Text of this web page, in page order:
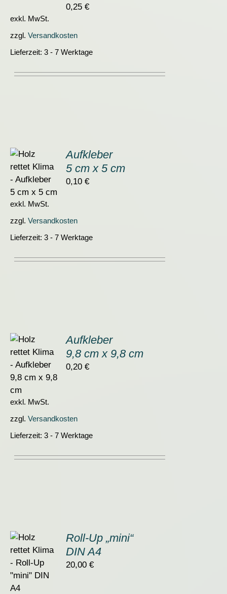
0,25€
exkl. MwSt.
zzgl. Versandkosten
Lieferzeit: 3 - 7 Werktage
Aufkleber
5 cm x 5 cm
0,10€
exkl. MwSt.
zzgl. Versandkosten
Lieferzeit: 3 - 7 Werktage
Aufkleber
9,8 cm x 9,8 cm
0,20€
exkl. MwSt.
zzgl. Versandkosten
Lieferzeit: 3 - 7 Werktage
Roll-Up „mini“
DIN A4
20,00€